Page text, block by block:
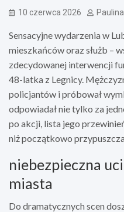
10 czerwca 2026
Sensacyjne wydarzenia w
mieszkańców oraz służb –
zdecydowanej interwencji
48-latka z Legnicy.
policjantów i próbował
odpowiadał nie tylko za
po akcji, lista jego
niż początkowo
niebezpieczna
miasta
Do dramatycznych scen